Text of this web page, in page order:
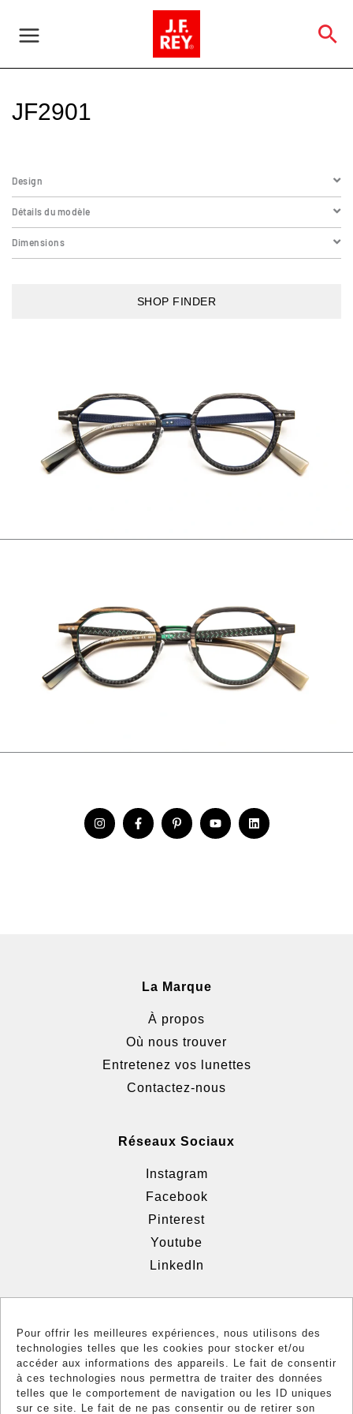
Pour offrir les meilleures expériences, nous utilisons des
technologies telles que les cookies pour stocker et/ou
accéder aux informations des appareils. Le fait de consentir
à ces technologies nous permettra de traiter des données
telles que le comportement de navigation ou les ID uniques
sur ce site. Le fait de ne pas consentir ou de retirer son
contenu
JF2901
Design
Détails du modèle
Dimensions
SHOP FINDER
La Marque
À propos
Où nous trouver
Entretenez vos lunettes
Contactez-nous
Réseaux Sociaux
Instagram
Facebook
Pinterest
Youtube
LinkedIn
Confidentialité
Politique des cookies
Conformité